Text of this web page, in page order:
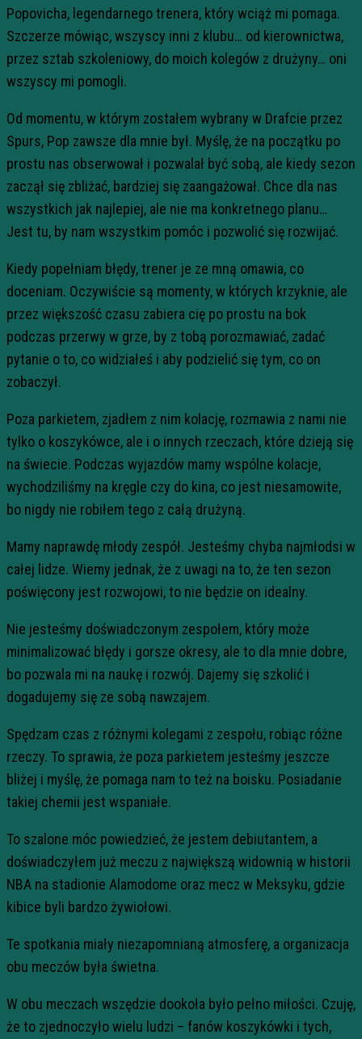
Popovicha, legendarnego trenera, który wciąż mi pomaga.
Szczerze mówiąc, wszyscy inni z klubu… od kierownictwa,
przez sztab szkoleniowy, do moich kolegów z drużyny… oni
wszyscy mi pomogli.
Od momentu, w którym zostałem wybrany w Drafcie przez
Spurs, Pop zawsze dla mnie był. Myślę, że na początku po
prostu nas obserwował i pozwalał być sobą, ale kiedy sezon
zaczął się zbliżać, bardziej się zaangażował. Chce dla nas
wszystkich jak najlepiej, ale nie ma konkretnego planu…
Jest tu, by nam wszystkim pomóc i pozwolić się rozwijać.
Kiedy popełniam błędy, trener je ze mną omawia, co
doceniam. Oczywiście są momenty, w których krzyknie, ale
przez większość czasu zabiera cię po prostu na bok
podczas przerwy w grze, by z tobą porozmawiać, zadać
pytanie o to, co widziałeś i aby podzielić się tym, co on
zobaczył.
Poza parkietem, zjadłem z nim kolację, rozmawia z nami nie
tylko o koszykówce, ale i o innych rzeczach, które dzieją się
na świecie. Podczas wyjazdów mamy wspólne kolacje,
wychodziliśmy na kręgle czy do kina, co jest niesamowite,
bo nigdy nie robiłem tego z całą drużyną.
Mamy naprawdę młody zespół. Jesteśmy chyba najmłodsi w
całej lidze. Wiemy jednak, że z uwagi na to, że ten sezon
poświęcony jest rozwojowi, to nie będzie on idealny.
Nie jesteśmy doświadczonym zespołem, który może
minimalizować błędy i gorsze okresy, ale to dla mnie dobre,
bo pozwala mi na naukę i rozwój. Dajemy się szkolić i
dogadujemy się ze sobą nawzajem.
Spędzam czas z różnymi kolegami z zespołu, robiąc różne
rzeczy. To sprawia, że poza parkietem jesteśmy jeszcze
bliżej i myślę, że pomaga nam to też na boisku. Posiadanie
takiej chemii jest wspaniałe.
To szalone móc powiedzieć, że jestem debiutantem, a
doświadczyłem już meczu z największą widownią w historii
NBA na stadionie Alamodome oraz mecz w Meksyku, gdzie
kibice byli bardzo żywiołowi.
Te spotkania miały niezapomnianą atmosferę, a organizacja
obu meczów była świetna.
W obu meczach wszędzie dookoła było pełno miłości. Czuję,
że to zjednoczyło wielu ludzi – fanów koszykówki i tych,